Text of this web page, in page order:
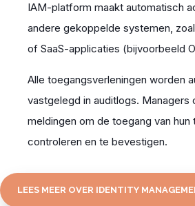
IAM-platform maakt automatisch
andere gekoppelde systemen,
of SaaS-applicaties (bijvoorbeeld
Alle toegangsverleningen worden
vastgelegd in auditlogs. Managers
meldingen om de toegang van hun
controleren en te bevestigen.
LEES MEER OVER IDENTITY